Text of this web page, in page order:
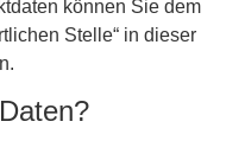
können Sie dem
Stelle“ in dieser